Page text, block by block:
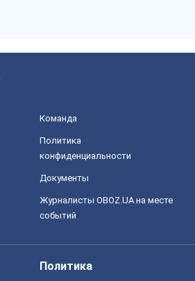
Команда
Политика
конфиденциальности
Документы
Журналисты OBOZ.UA на месте
событий
Политика